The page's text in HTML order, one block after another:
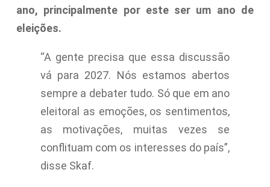
ano, principalmente por este ser um ano de
eleições.
“A gente precisa que essa discussão
vá para 2027. Nós estamos abertos
sempre a debater tudo. Só que em ano
eleitoral as emoções, os sentimentos,
as motivações, muitas vezes se
conflituam com os interesses do país”,
disse Skaf.